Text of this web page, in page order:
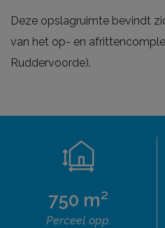
Deze opslagruimte bevindt
van het op- en
Ruddervoorde).
750 m²
Perceel opp.